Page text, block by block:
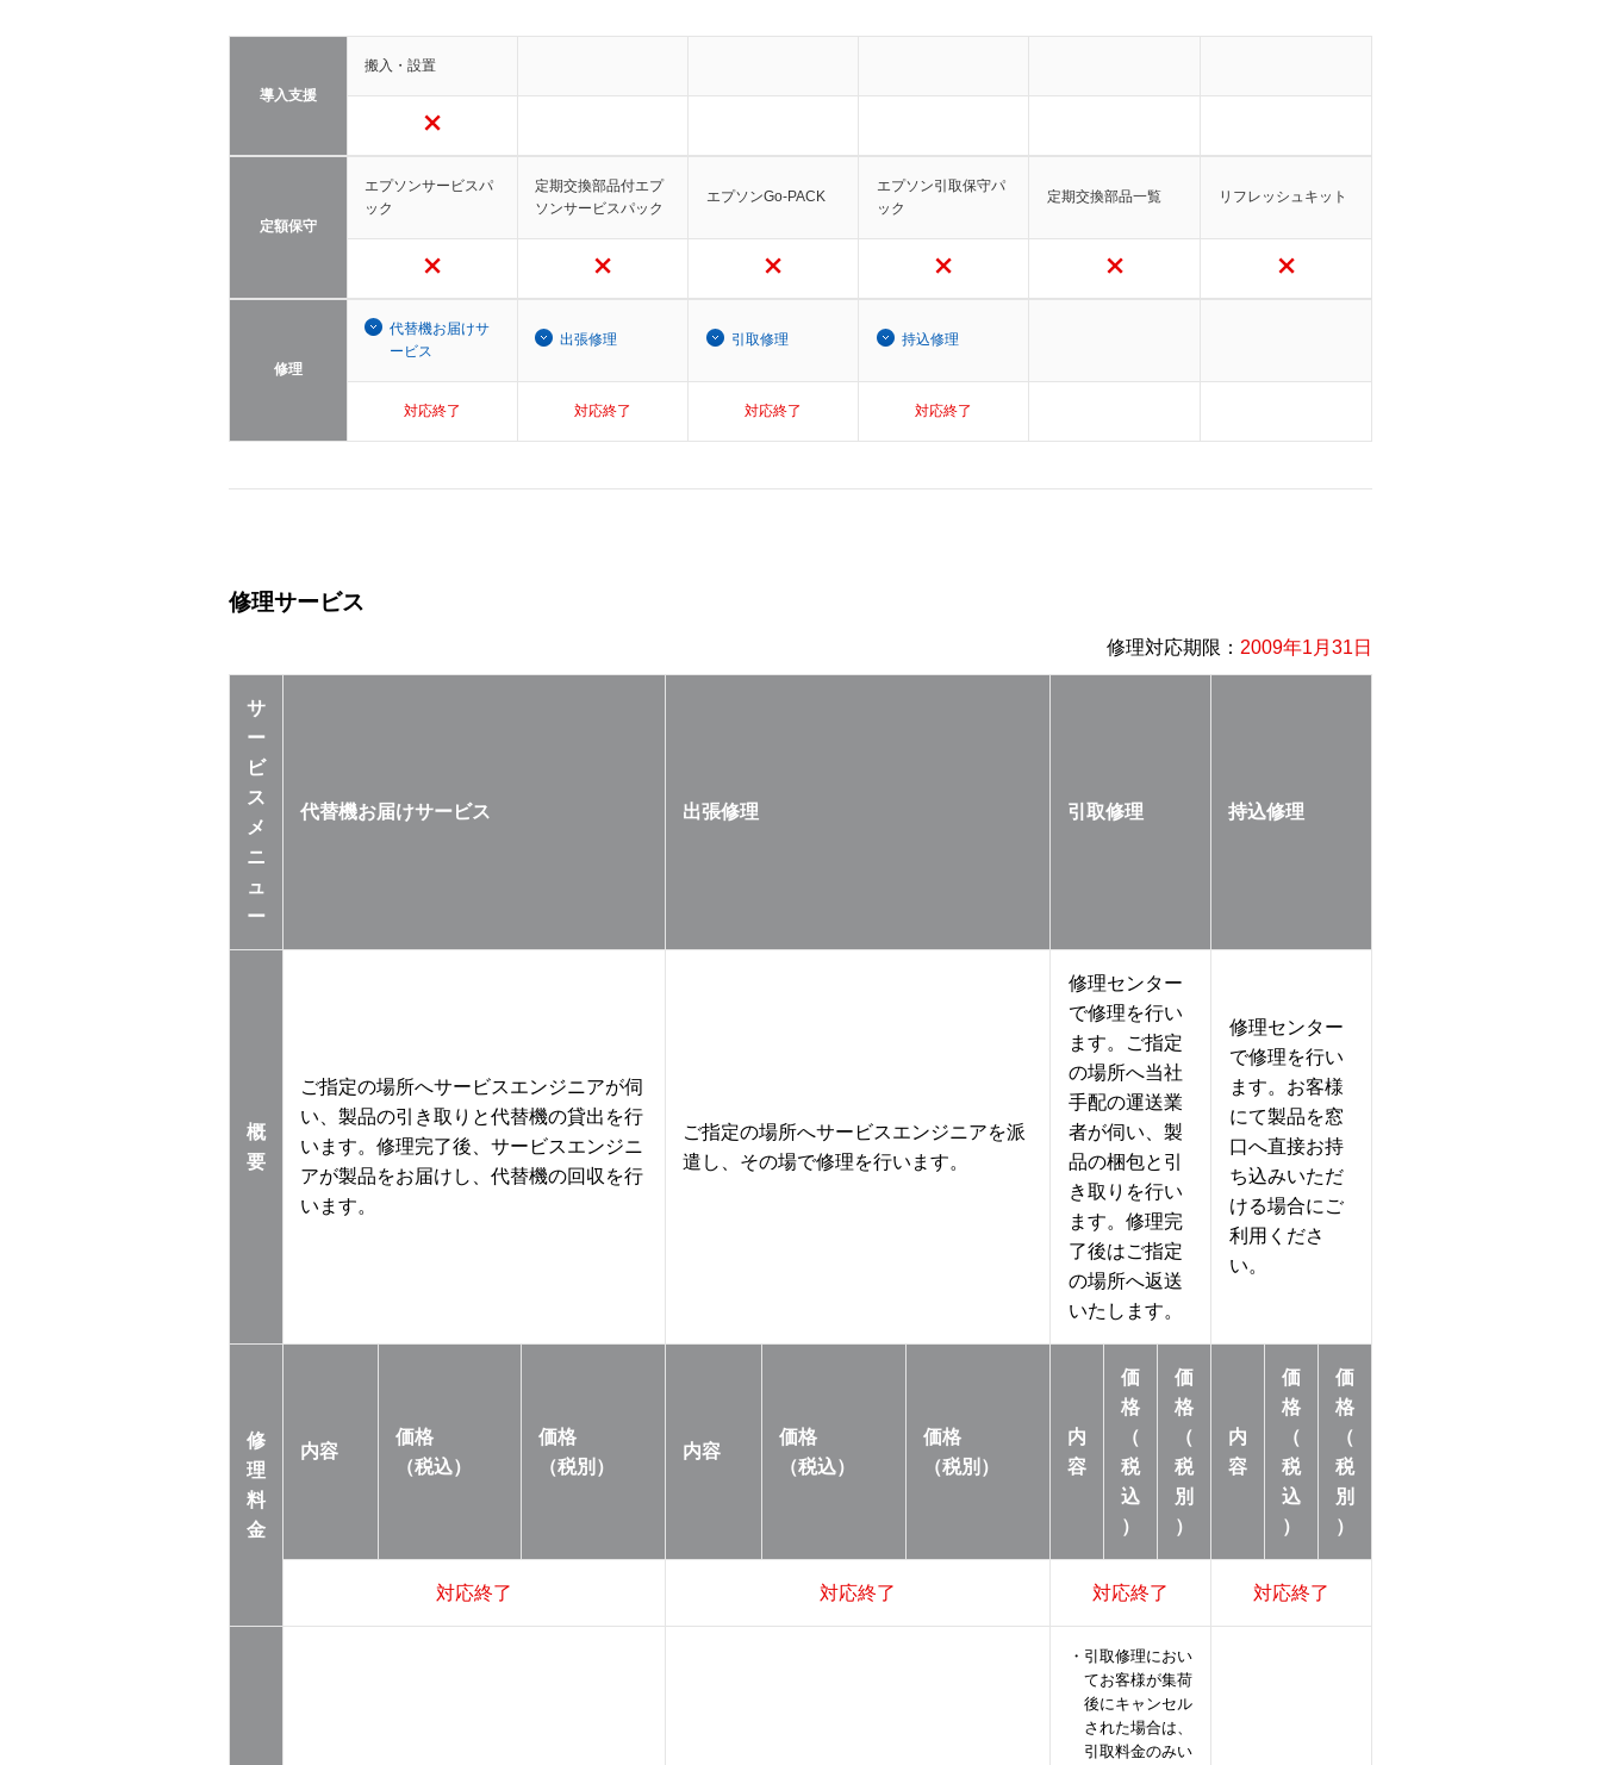
導入支援
搬入・設置
定額保守
エプソンサービスパ
ック
定期交換部品付エプ
ソンサービスパック
エプソンGo-PACK
エプソン引取保守パ
ック
定期交換部品一覧 リフレッシュキット
修理
代替機お届けサ
ービス
出張修理 引取修理 持込修理
対応終了 対応終了 対応終了 対応終了
修理サービス
修理対応期限： 2009年1月31日
サ
ー
ビ
ス
メ
ニ
ュ
ー
代替機お届けサービス 出張修理 引取修理 持込修理
概
要
ご指定の場所へサービスエンジニアが伺
い、製品の引き取りと代替機の貸出を行
います。修理完了後、サービスエンジニ
アが製品をお届けし、代替機の回収を行
います。
ご指定の場所へサービスエンジニアを派
遣し、その場で修理を行います。
修理センター
で修理を行い
ます。ご指定
の場所へ当社
手配の運送業
者が伺い、製
品の梱包と引
き取りを行い
ます。修理完
了後はご指定
の場所へ返送
いたします。
修理センター
で修理を行い
ます。お客様
にて製品を窓
口へ直接お持
ち込みいただ
ける場合にご
利用くださ
い。
修
理
料
金
内容
価格
（税込）
価格
（税別）
内容
価格
（税込）
価格
（税別）
内
容
価
格
（
税
込
）
価
格
（
税
別
）
内
容
価
格
（
税
込
）
価
格
（
税
別
）
対応終了 対応終了 対応終了 対応終了
・引取修理におい
てお客様が集荷
後にキャンセル
された場合は、
引取料金のみい